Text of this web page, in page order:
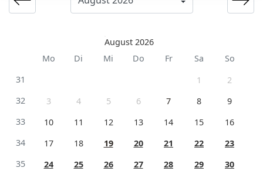
August 2026
Mo
Di Mi Do Fr Sa
So
31
1
2
32
3 4 5 6 7 8
9
33
10 11 12 13 14 15
16
34
17 18 19 20 21 22
23
35
24 25 26 27 28 29
30